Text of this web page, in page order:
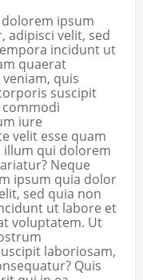
ipsum
adipisci velit, sed
incidunt ut
quaerat
quis
suscipit
iure
velit esse quam
illum qui dolorem
Neque
ipsum quia dolor
sed quia non
ut labore et
voluptatem. Ut
laboriosam,
Quis